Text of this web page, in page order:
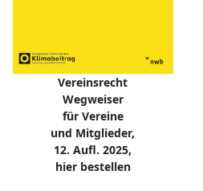
Vereinsrecht
Wegweiser
für Vereine
und Mitglieder,
12. Aufl. 2025,
hier bestellen